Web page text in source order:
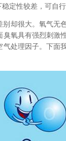
定性较差，可自行
却很大。氧气无
氧具有强烈刺激
处理因子。下面